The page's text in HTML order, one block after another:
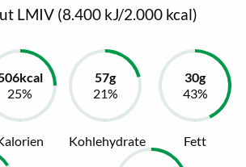
LMIV (8.400 kJ/2.000 kcal)
Kohlehydrate Fett